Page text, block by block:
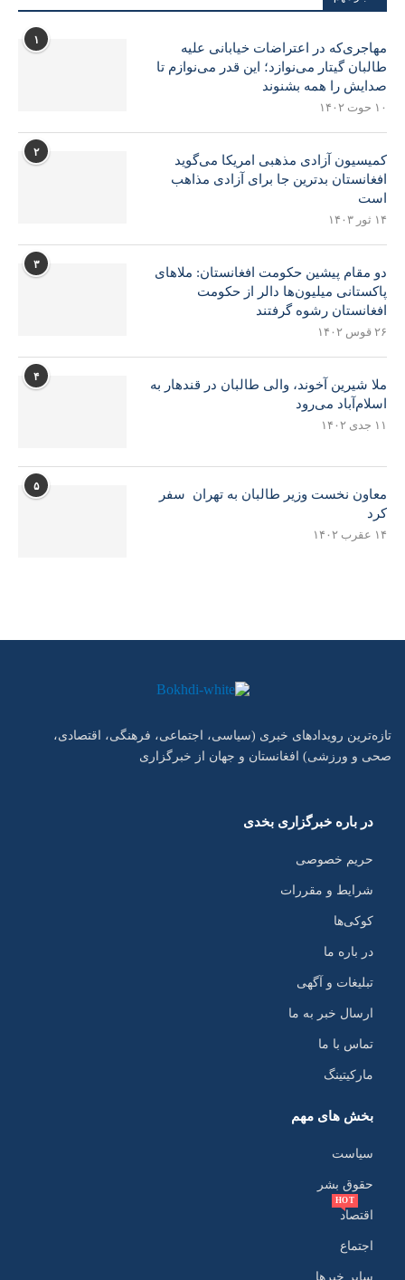
۱
مهاجری‌که در اعتراضات خیابانی علیه
طالبان گیتار می‌نوازد؛ این قدر می‌نوازم تا
صدایش را همه بشنوند
۱۰ حوت ۱۴۰۲
۲
کمیسیون آزادی مذهبی امریکا می‌گوید
افغانستان بدترین جا برای آزادی مذاهب
است
۱۴ ثور ۱۴۰۳
۳
دو مقام پیشین حکومت افغانستان: ملاهای
پاکستانی میلیون‌ها دالر از حکومت
افغانستان رشوه گرفتند
۲۶ قوس ۱۴۰۲
۴
ملا شیرین آخوند، والی طالبان در قندهار به
اسلام‌آباد می‌رود
۱۱ جدی ۱۴۰۲
۵
معاون نخست وزیر طالبان به تهران سفر
کرد
۱۴ عقرب ۱۴۰۲
تازه‌ترین رویدادهای خبری (سیاسی، اجتماعی، فرهنگی، اقتصادی،
صحی و ورزشی) افغانستان و جهان از خبرگزاری
در باره خبرگزاری بخدی
حریم خصوصی
شرایط و مقررات
کوکی‌ها
در باره ما
تبلیغات و آگهی
ارسال خبر به ما
تماس با ما
مارکیتینگ
بخش های مهم
سیاست
حقوق بشر
اقتصاد
HOT
اجتماع
سایر خبرها